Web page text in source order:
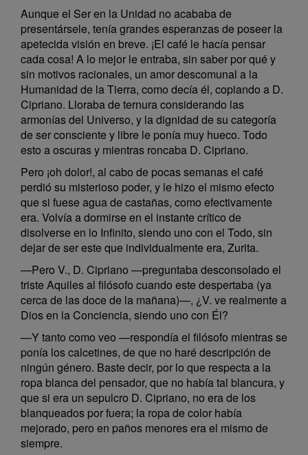
Aunque el Ser en la Unidad no acababa de
presentársele, tenía grandes esperanzas de poseer la
apetecida visión en breve. ¡El café le hacía pensar
cada cosa! A lo mejor le entraba, sin saber por qué y
sin motivos racionales, un amor descomunal a la
Humanidad de la Tierra, como decía él, copiando a D.
Cipriano. Lloraba de ternura considerando las
armonías del Universo, y la dignidad de su categoría
de ser consciente y libre le ponía muy hueco. Todo
esto a oscuras y mientras roncaba D. Cipriano.
Pero ¡oh dolor!, al cabo de pocas semanas el café
perdió su misterioso poder, y le hizo el mismo efecto
que si fuese agua de castañas, como efectivamente
era. Volvía a dormirse en el instante crítico de
disolverse en lo Infinito, siendo uno con el Todo, sin
dejar de ser este que individualmente era, Zurita.
—Pero V., D. Cipriano —preguntaba desconsolado el
triste Aquiles al filósofo cuando este despertaba (ya
cerca de las doce de la mañana)—, ¿V. ve realmente a
Dios en la Conciencia, siendo uno con Él?
—Y tanto como veo —respondía el filósofo mientras se
ponía los calcetines, de que no haré descripción de
ningún género. Baste decir, por lo que respecta a la
ropa blanca del pensador, que no había tal blancura, y
que si era un sepulcro D. Cipriano, no era de los
blanqueados por fuera; la ropa de color había
mejorado, pero en paños menores era el mismo de
siempre.